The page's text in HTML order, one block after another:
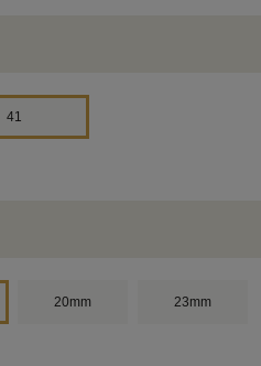
41
20mm 23mm